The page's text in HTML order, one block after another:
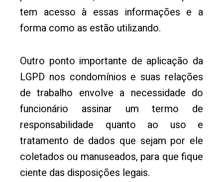
tem acesso à essas informações e a
forma como as estão utilizando.
Outro ponto importante de aplicação da
LGPD nos condomínios e suas relações
de trabalho envolve a necessidade do
funcionário assinar um termo de
responsabilidade quanto ao uso e
tratamento de dados que sejam por ele
coletados ou manuseados, para que fique
ciente das disposições legais.